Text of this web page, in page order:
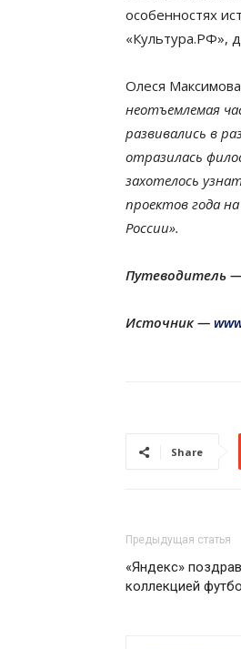
особенностях
«Культура.РФ»,
Олеся
неотъемлемая
развивались в
отразилась
захотелось
проектов года
России».
Путеводитель
Источник —
Share
Предыдущая статья
«Яндекс»
коллекцией